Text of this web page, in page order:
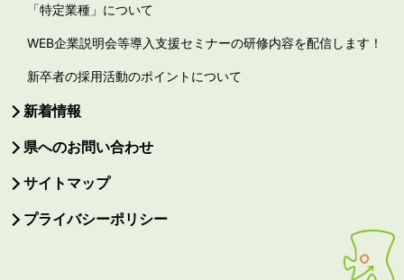
「特定業種」について
WEB企業説明会等導入支援セミナーの研修内容を配信します！
新卒者の採用活動のポイントについて
新着情報
県へのお問い合わせ
サイトマップ
プライバシーポリシー